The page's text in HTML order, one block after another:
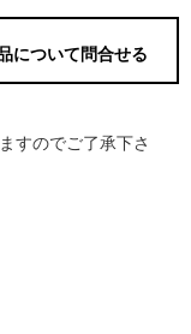
について問合せる
すのでご了承下さ